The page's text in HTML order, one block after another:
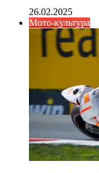
26.02.2025
Мото-культура